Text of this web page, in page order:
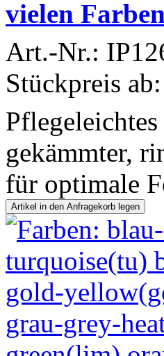
vielen Farben
Art.-Nr.:
Stückpreis ab:
gekämmter,
für optimale